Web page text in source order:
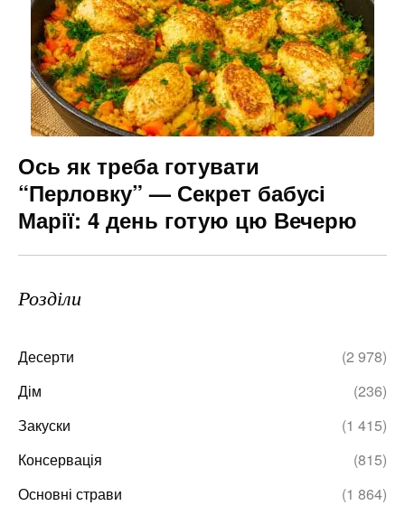
Ось як треба готувати
“Перловку” — Секрет бабусі
Марії: 4 день готую цю Вечерю
Розділи
Десерти
(2 978)
Дім
(236)
Закуски
(1 415)
Консервація
(815)
Основні страви
(1 864)